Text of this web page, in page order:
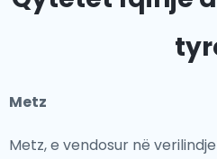
rëndësishme historike të
strategjik. Luksemburgu
në formimin e Bashkimit
një qendër globale për
Pamje Ikonike
Metz
Metz, e vendosur në